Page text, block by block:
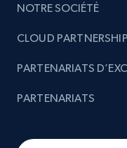
NOTRE SOCIÉTÉ
CLOUD
PARTENARIATS
PARTENARIATS